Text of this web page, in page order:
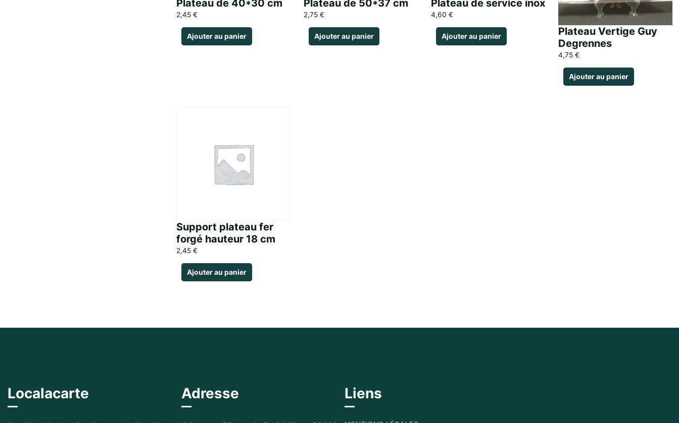
Plateau de 40*30 cm
2,45 €
Ajouter au panier
Plateau de 50*37 cm
2,75 €
Ajouter au panier
Plateau de service inox
4,60 €
Ajouter au panier
Plateau Vertige Guy
Degrennes
4,75 €
Ajouter au panier
Support plateau fer
forgé hauteur 18 cm
2,45 €
Ajouter au panier
Localacarte Adresse Liens